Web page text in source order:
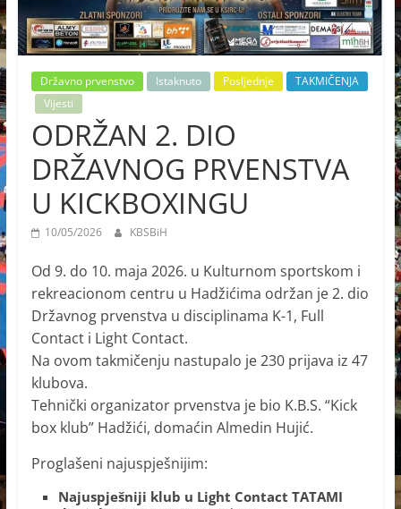
Državno prvenstvo Istaknuto Posljednje
TAKMIČENJA
Vijesti
ODRŽAN 2. DIO
DRŽAVNOG PRVENSTVA
U KICKBOXINGU
10/05/2026 KBSBiH
Od 9. do 10. maja 2026. u Kulturnom sportskom i
rekreacionom centru u Hadžićima održan je 2. dio
Državnog prvenstva u disciplinama K-1, Full
Contact i Light Contact.
Na ovom takmičenju nastupalo je 230 prijava iz 47
klubova.
Tehnički organizator prvenstva je bio K.B.S. “Kick
box klub” Hadžići, domaćin Almedin Hujić.
Proglašeni najuspješnijim:
Najuspješniji klub u Light Contact TATAMI